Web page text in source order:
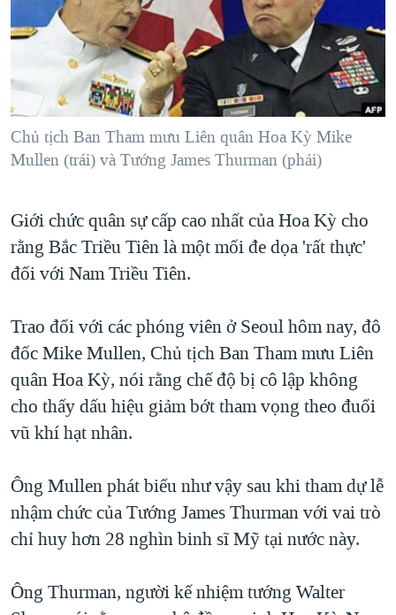
"Tìm"NGƯỜI VIỆT HẢI NGOẠI
ĐỜI SỐNG
KINH TẾ
KHOA HỌC
SỨC KHOẺ
GIÁO DỤC
HÀNH TRÌNH BẦU CỬ 2024
MỘT NĂM CHIẾN TRANH TẠI DẢI GAZA
GIẢI MÃ VÀNH ĐAI & CON ĐƯỜNG
NGÀY TỊ NẠN THẾ GIỚI
TRỊNH VĨNH BÌNH - NGƯỜI HẠ 'BÊN THẮNG CUỘC'
CHI PHÍ CHIẾN TRANH AFGHANISTAN
CÁC GIÁ TRỊ CỘNG HÒA Ở VIỆT NAM
TRỊNH VĨNH BÌNH VS. CHÍNH PHỦ VIỆT NAM
NGƯ DÂN VIỆT VÀ LÀN SÓNG TRỘM HẢI SÂM
BÊN KIA QUỐC LỘ: TIẾNG VỌNG TỪ NÔNG THÔN MỸ
QUAN HỆ VIỆT MỸ
VIDEO
MẠNG XÃ HỘI
Chủ tịch Ban Tham mưu Liên quân Hoa Kỳ Mike
Mullen (trái) và Tướng James Thurman (phải)
Giới chức quân sự cấp cao nhất của Hoa Kỳ cho
rằng Bắc Triều Tiên là một mối đe dọa 'rất thực'
đối với Nam Triều Tiên.
Trao đổi với các phóng viên ở Seoul hôm nay, đô
đốc Mike Mullen, Chủ tịch Ban Tham mưu Liên
quân Hoa Kỳ, nói rằng chế độ bị cô lập không
cho thấy dấu hiệu giảm bớt tham vọng theo đuổi
vũ khí hạt nhân.
Ông Mullen phát biểu như vậy sau khi tham dự lễ
nhậm chức của Tướng James Thurman với vai trò
chỉ huy hơn 28 nghìn binh sĩ Mỹ tại nước này.
Ông Thurman, người kế nhiệm tướng Walter